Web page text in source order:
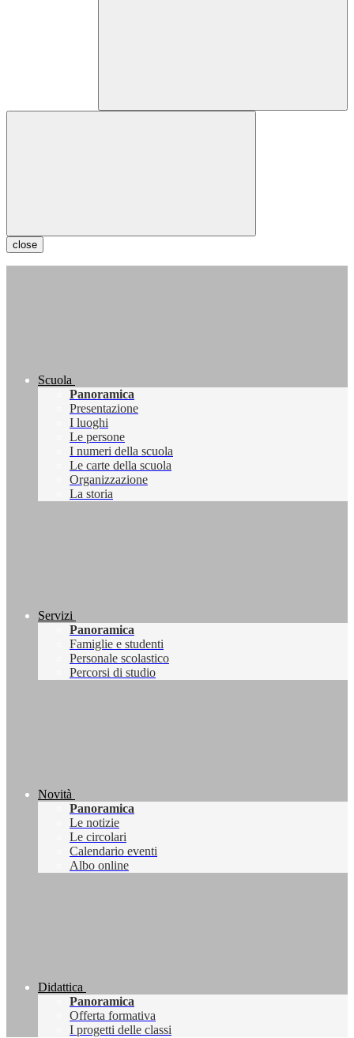
close
Scuola
Panoramica
Presentazione
I luoghi
Le persone
I numeri della scuola
Le carte della scuola
Organizzazione
La storia
Servizi
Panoramica
Famiglie e studenti
Personale scolastico
Percorsi di studio
Novità
Panoramica
Le notizie
Le circolari
Calendario eventi
Albo online
Didattica
Panoramica
Offerta formativa
I progetti delle classi